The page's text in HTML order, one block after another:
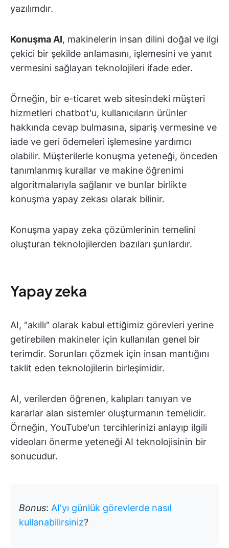
yazılımdır.
Konuşma AI, makinelerin insan dilini doğal ve ilgi
çekici bir şekilde anlamasını, işlemesini ve yanıt
vermesini sağlayan teknolojileri ifade eder.
Örneğin, bir e-ticaret web sitesindeki müşteri
hizmetleri chatbot'u, kullanıcıların ürünler
hakkında cevap bulmasına, sipariş vermesine ve
iade ve geri ödemeleri işlemesine yardımcı
olabilir. Müşterilerle konuşma yeteneği, önceden
tanımlanmış kurallar ve makine öğrenimi
algoritmalarıyla sağlanır ve bunlar birlikte
konuşma yapay zekası olarak bilinir.
Konuşma yapay zeka çözümlerinin temelini
oluşturan teknolojilerden bazıları şunlardır.
Yapay zeka
AI, "akıllı" olarak kabul ettiğimiz görevleri yerine
getirebilen makineler için kullanılan genel bir
terimdir. Sorunları çözmek için insan mantığını
taklit eden teknolojilerin birleşimidir.
AI, verilerden öğrenen, kalıpları tanıyan ve
kararlar alan sistemler oluşturmanın temelidir.
Örneğin, YouTube'un tercihlerinizi anlayıp ilgili
videoları önerme yeteneği AI teknolojisinin bir
sonucudur.
Bonus: AI'yı günlük görevlerde nasıl
kullanabilirsiniz?